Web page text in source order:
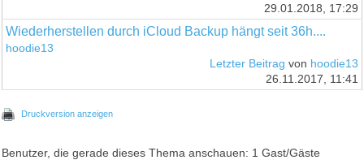
29.01.2018, 17:29
Wiederherstellen durch iCloud Backup hängt seit 36h....
hoodie13
Letzter Beitrag von hoodie13
26.11.2017, 11:41
Druckversion anzeigen
Benutzer, die gerade dieses Thema anschauen: 1 Gast/Gäste